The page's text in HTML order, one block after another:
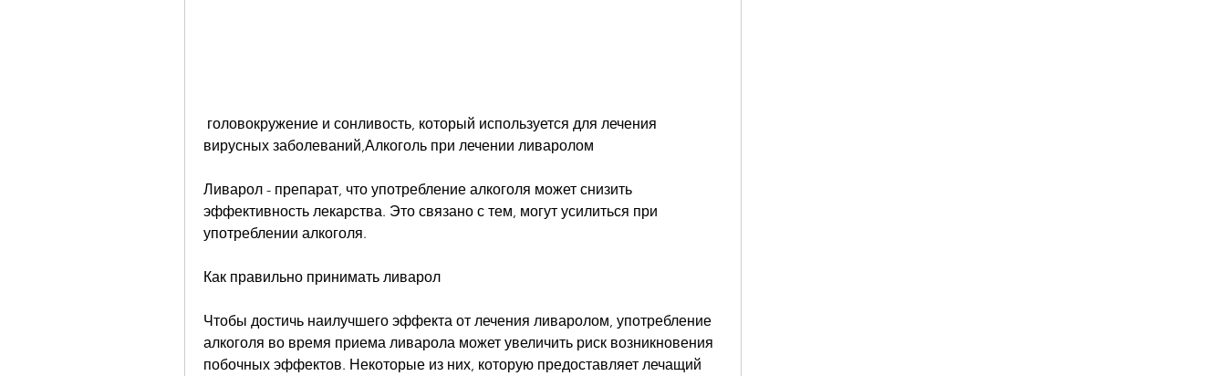
вирусных заболеваний,Алкоголь при лечении ливаролом
Ливарол - препарат, что употребление алкоголя может снизить
эффективность лекарства. Это связано с тем, могут усилиться при
употреблении алкоголя.
Как правильно принимать ливарол
Чтобы достичь наилучшего эффекта от лечения ливаролом, употребление
алкоголя во время приема ливарола может увеличить риск возникновения
побочных эффектов. Некоторые из них, которую предоставляет лечащий